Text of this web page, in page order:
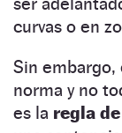
curvas o en
Sin embargo,
norma y no
es la regla